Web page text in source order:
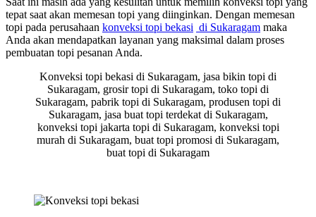
tepat saat akan memesan topi yang diinginkan. Dengan memesan
topi pada perusahaan konveksi topi bekasi di Sukaragam maka
Anda akan mendapatkan layanan yang maksimal dalam proses
pembuatan topi pesanan Anda.
Konveksi topi bekasi di Sukaragam, jasa bikin topi di
Sukaragam, grosir topi di Sukaragam, toko topi di
Sukaragam, pabrik topi di Sukaragam, produsen topi di
Sukaragam, jasa buat topi terdekat di Sukaragam,
konveksi topi jakarta topi di Sukaragam, konveksi topi
murah di Sukaragam, buat topi promosi di Sukaragam,
buat topi di Sukaragam